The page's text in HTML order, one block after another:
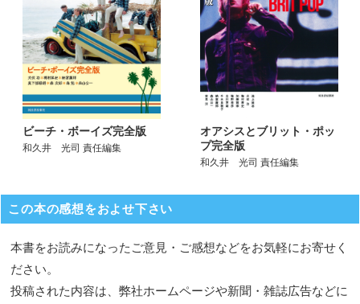
ビーチ・ボーイズ完全版
和久井 光司 責任編集
オアシスとブリット・ポッ
プ完全版
和久井 光司 責任編集
この本の感想をおよせ下さい
本書をお読みになったご意見・ご感想などをお気軽にお寄せく
ださい。
投稿された内容は、弊社ホームページや新聞・雑誌広告などに